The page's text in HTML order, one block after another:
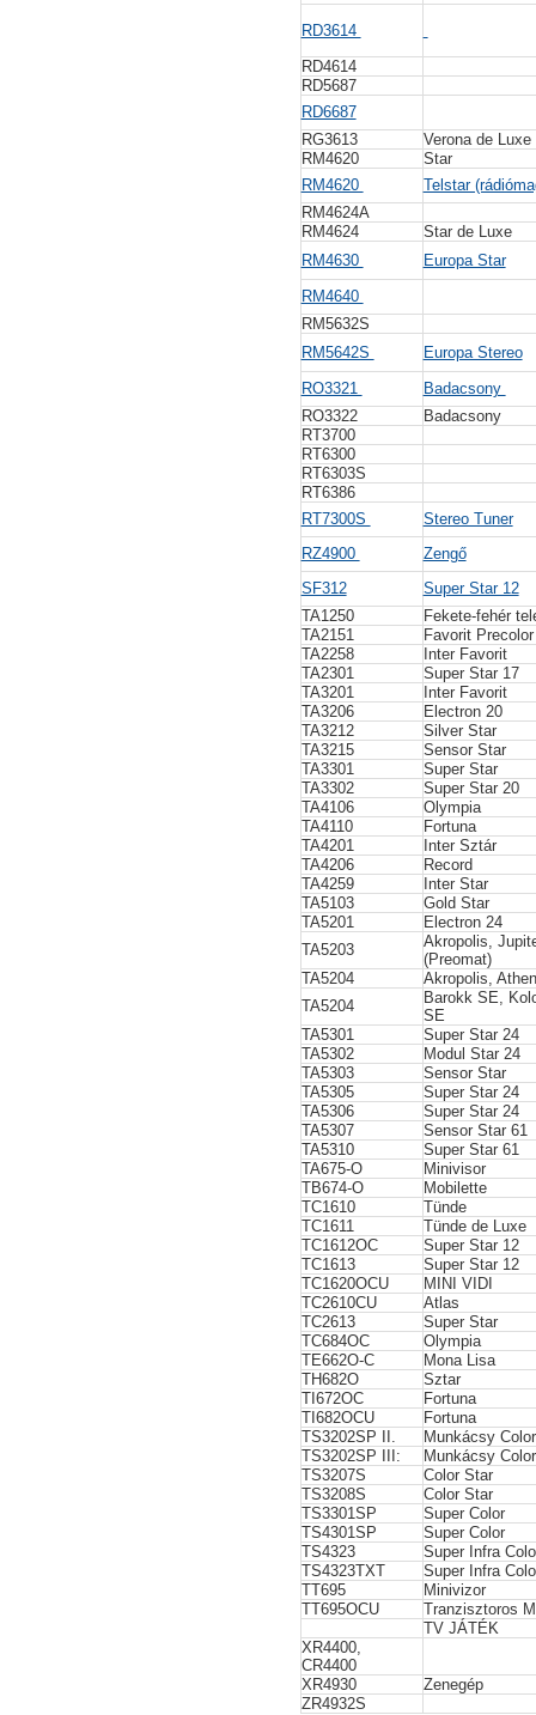
RD3614
RD4614
RD5687
RD6687
RG3613
Verona de Luxe
RM4620
Star
RM4620
Telstar
RM4624A
RM4624
Star de Luxe
RM4630
Europa Star
RM4640
RM5632S
RM5642S
Europa Stereo
RO3321
Badacsony
RO3322
Badacsony
RT3700
RT6300
RT6303S
RT6386
RT7300S
Stereo Tuner
RZ4900
Zengő
SF312
Super Star 12
TA1250
Fekete-fehér
TA2151
Favorit Precolor
TA2258
Inter Favorit
TA2301
Super Star 17
TA3201
Inter Favorit
TA3206
Electron 20
TA3212
Silver Star
TA3215
Sensor Star
TA3301
Super Star
TA3302
Super Star 20
TA4106
Olympia
TA4110
Fortuna
TA4201
Inter Sztár
TA4206
Record
TA4259
Inter Star
TA5103
Gold Star
TA5201
Electron 24
TA5203
Akropolis,
(Preomat)
TA5204
Akropolis,
TA5204
Barokk SE,
SE
TA5301
Super Star 24
TA5302
Modul Star 24
TA5303
Sensor Star
TA5305
Super Star 24
TA5306
Super Star 24
TA5307
Sensor Star 61
TA5310
Super Star 61
TA675-O
Minivisor
TB674-O
Mobilette
TC1610
Tünde
TC1611
Tünde de Luxe
TC1612OC
Super Star 12
TC1613
Super Star 12
TC1620OCU
MINI VIDI
TC2610CU
Atlas
TC2613
Super Star
TC684OC
Olympia
TE662O-C
Mona Lisa
TH682O
Sztar
TI672OC
Fortuna
TI682OCU
Fortuna
TS3202SP II.
Munkácsy
TS3202SP III:
Munkácsy
TS3207S
Color Star
TS3208S
Color Star
TS3301SP
Super Color
TS4301SP
Super Color
TS4323
Super Infra
TS4323TXT
Super Infra
TT695
Minivizor
TT695OCU
Tranzisztoros
TV JÁTÉK
XR4400,
CR4400
XR4930
Zenegép
ZR4932S